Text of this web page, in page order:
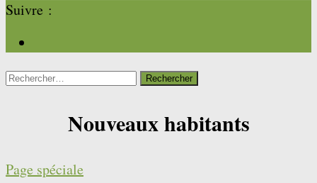
Suivre :
Rechercher :
Nouveaux habitants
Page spéciale